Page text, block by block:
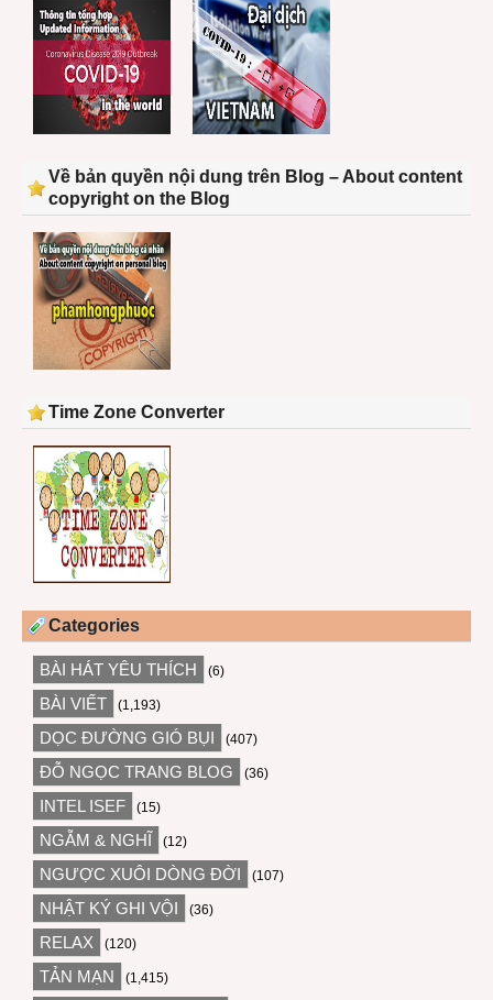
Về bản quyền nội dung trên Blog – About content
copyright on the Blog
Time Zone Converter
Categories
BÀI HÁT YÊU THÍCH (6)
BÀI VIẾT (1,193)
DỌC ĐƯỜNG GIÓ BỤI (407)
ĐỖ NGỌC TRANG BLOG (36)
INTEL ISEF (15)
NGẪM & NGHĨ (12)
NGƯỢC XUÔI DÒNG ĐỜI (107)
NHẬT KÝ GHI VỘI (36)
RELAX (120)
TẢN MẠN (1,415)